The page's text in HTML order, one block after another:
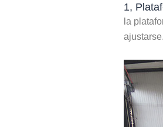
1,
la
ajustarse.